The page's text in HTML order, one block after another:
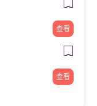
查看
查看